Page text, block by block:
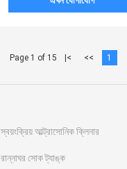
Page 1 of 15 |< << 1
স্বয়ংক্রিয় আল্ট্রাসোনিক ক্লিনার
রান্নাঘর সোক ট্যাঙ্ক